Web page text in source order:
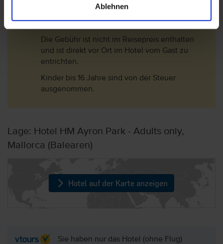
Ablehnen
Steuer.
Die Gebühr ist nicht im Reisepreis enthalten
und ist direkt vor Ort im Hotel vom Gast zu
entrichten.
Kinder bis 16 Jahre sind von der Steuer
ausgenommen.
Lage: Hotel HM Ayron Park - Adults only,
Mallorca (Balearen)
Hotel auf der Karte anzeigen
Sie haben nur das Hotel (ohne Flug)